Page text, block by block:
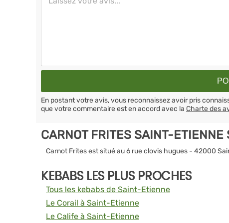
En postant votre avis, vous reconnaissez avoir pris
que votre commentaire est en accord avec la Charte des
CARNOT FRITES SAINT-ETIENNE
Carnot Frites est situé au 6 rue clovis hugues - 42000
KEBABS LES PLUS PROCHES
Tous les kebabs de Saint-Etienne
Le Corail à Saint-Etienne
Le Calife à Saint-Etienne